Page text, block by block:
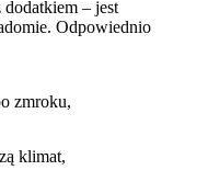
– jest
Odpowiednio
zmroku,
klimat,